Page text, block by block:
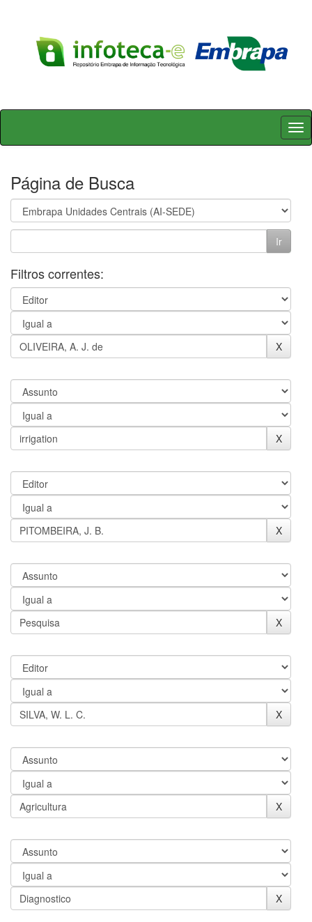
Skip
Página de Busca
Filtros correntes: